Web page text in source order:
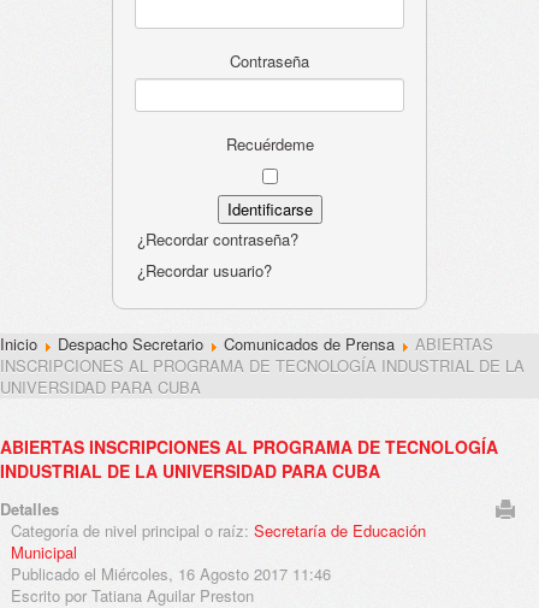
Contraseña
Recuérdeme
¿Recordar contraseña?
¿Recordar usuario?
Inicio Despacho Secretario Comunicados de Prensa
ABIERTAS
INSCRIPCIONES AL PROGRAMA DE TECNOLOGÍA INDUSTRIAL DE LA
UNIVERSIDAD PARA CUBA
ABIERTAS INSCRIPCIONES AL PROGRAMA DE TECNOLOGÍA
INDUSTRIAL DE LA UNIVERSIDAD PARA CUBA
Detalles
Categoría de nivel principal o raíz: Secretaría de Educación
Municipal
Publicado el Miércoles, 16 Agosto 2017 11:46
Escrito por Tatiana Aguilar Preston